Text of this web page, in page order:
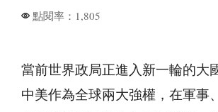
點閱率： 1,805
當前世界政局正進入新一輪的大
中美作為全球兩大強權，在軍事